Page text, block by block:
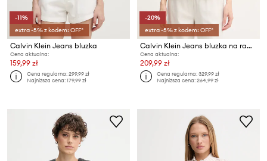
-11%
extra -5% z kodem: OFF*
Calvin Klein Jeans bluzka
Cena aktualna:
159,99 zł
Cena regularna:299,99 zł
Najniższa cena:179,99 zł
-20%
extra -5% z kodem: OFF*
Calvin Klein Jeans bluzka na ramiączkach damska z lnem
Cena aktualna:
209,99 zł
Cena regularna:329,99 zł
Najniższa cena:264,99 zł